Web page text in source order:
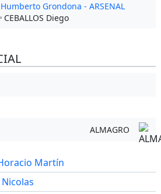
Grondona - ARSENAL
CEBALLOS Diego
ALMAGRO
Martín
Nicolas